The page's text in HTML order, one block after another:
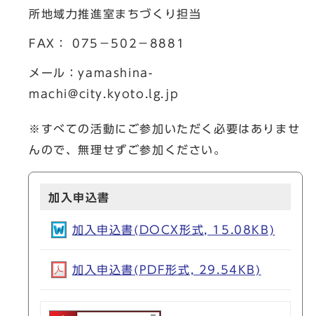
所地域力推進室まちづくり担当
FAX： 075－502－8881
メール：yamashina-
machi@city.kyoto.lg.jp
※すべての活動にご参加いただく必要はありませ
んので、無理せずご参加ください。
加入申込書
加入申込書(DOCX形式, 15.08KB)
加入申込書(PDF形式, 29.54KB)